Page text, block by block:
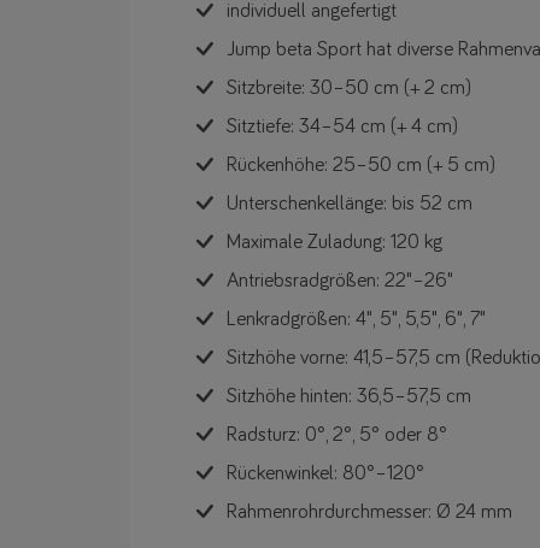
individuell angefertigt
Jump beta Sport hat diverse
Sitzbreite: 30–50 cm (+ 2 cm)
Sitztiefe: 34–54 cm (+ 4 cm)
Rückenhöhe: 25–50 cm (+ 5 cm)
Unterschenkellänge: bis 52 cm
Maximale Zuladung: 120 kg
Antriebsradgrößen: 22"–26"
Lenkradgrößen: 4", 5", 5,5", 6", 7"
Sitzhöhe vorne: 41,5–57,5 cm
Sitzhöhe hinten: 36,5–57,5 cm
Radsturz: 0°, 2°, 5° oder 8°
Rückenwinkel: 80°–120°
Rahmenrohrdurchmesser: Ø 24 mm